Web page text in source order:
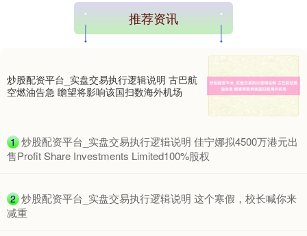
期指IC0 7730.00
推荐资讯
炒股配资平台_实盘交易执行逻辑说明 古巴航
空燃油告急 瞻望将影响该国扫数海外机场
1 ​炒股配资平台_实盘交易执行逻辑说明 佳宁娜拟4500万港元出
售Profit Share Investments Limited100%股权
2 ​炒股配资平台_实盘交易执行逻辑说明 这个寒假，校长喊你来
减重